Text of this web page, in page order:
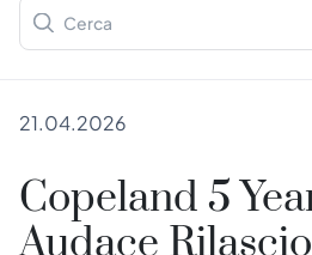
21.04.2026
Copeland 5
Audace